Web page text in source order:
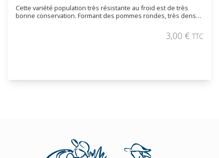
Cette variété population très résistante au froid est de très
bonne conservation. Formant des pommes rondes, très denses
froid). L’intérieur de la pomme est jaune clair, tendre et sucré.
3,00 € TTC